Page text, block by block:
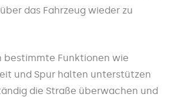
das Fahrzeug wieder zu
bestimmte Funktionen wie
und Spur halten unterstützen
die Straße überwachen und